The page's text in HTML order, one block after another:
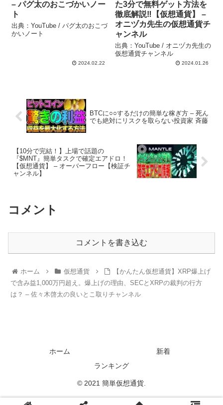
– パグ太のおこづかいノー
ト
出典：YouTube / パグ太のおこづ
かいノート
2024.02.22
た3分で無料ゲット方法を
徹底解説‼【仮想通貨】 –
オニヅカ先生の仮想通貨チ
ャンネル
出典：YouTube / オニヅカ先生の
仮想通貨チャンネル
2024.01.26
BTCに○○するだけの簡単な稼ぎ方 – 死ん
でも絶対にリスクを取らない投資家 斉藤
【10分で完結！】上場で話題の
『$MNT』簡単タスクで確定エアドロ！
【仮想通貨】 – オーバーフロー【検証チ
ャンネル】
コメント
コメントを書き込む
ホーム 仮想通貨
【かんたん仮想通貨】XRP爆上げ
で含み益1,000万円超え。爆上げの理由、SECとXRPの裁判の行方
は？ – 佐々木啓太の良いとこ取りチャンネル
ホーム
新着
ランキング
© 2021 簡単仮想通貨.